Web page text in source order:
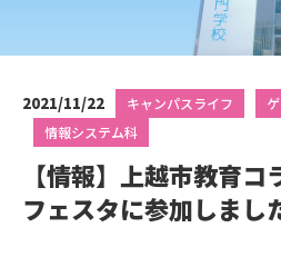
2021/11/22 キャンパスライフ
情報システム科
【情報】上越市教育
フェスタに参加しまし